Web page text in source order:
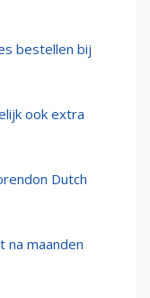
bestellen bij
ook extra
Dutch
na maanden